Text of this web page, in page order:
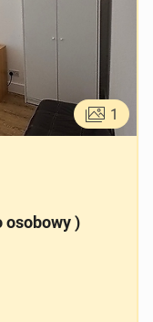
1
osobowy )